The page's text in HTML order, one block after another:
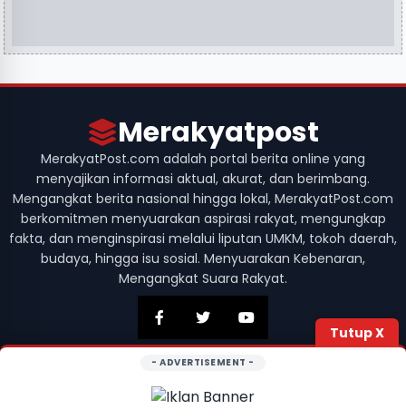
Tutup X
- ADVERTISEMENT -
Merakyatpost
MerakyatPost.com adalah portal berita online yang
menyajikan informasi aktual, akurat, dan berimbang.
Mengangkat berita nasional hingga lokal, MerakyatPost.com
berkomitmen menyuarakan aspirasi rakyat, mengungkap
fakta, dan menginspirasi melalui liputan UMKM, tokoh daerah,
budaya, hingga isu sosial. Menyuarakan Kebenaran,
Mengangkat Suara Rakyat.
© 2026 Merakyatpost. Hak Cipta Dilindungi. Didesain dengan
Developer